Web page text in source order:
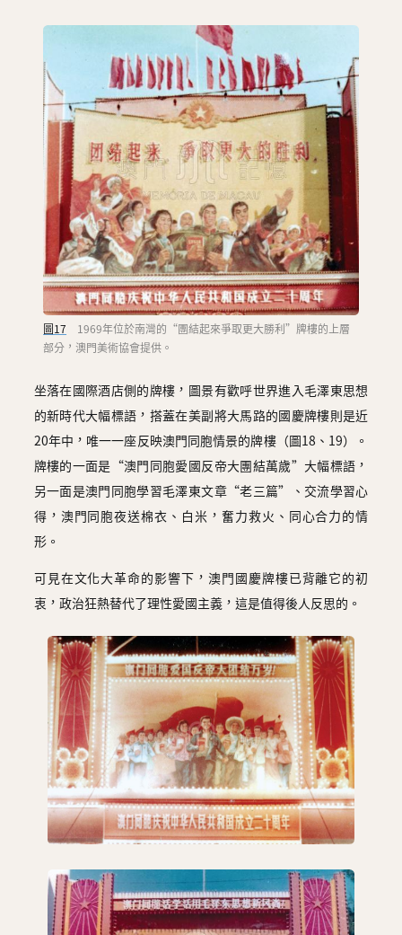
圖17 1969年位於南灣的“團結起來爭取更大勝利”牌樓的上層
部分，澳門美術協會提供。
坐落在國際酒店側的牌樓，圖景有歡呼世界進入毛澤東思想
的新時代大幅標語，搭蓋在美副將大馬路的國慶牌樓則是近
20年中，唯一一座反映澳門同胞情景的牌樓（圖18、19）。
牌樓的一面是“澳門同胞愛國反帝大團結萬歲”大幅標語，
另一面是澳門同胞學習毛澤東文章“老三篇”、交流學習心
得，澳門同胞夜送棉衣、白米，奮力救火、同心合力的情
形。
可見在文化大革命的影響下，澳門國慶牌樓已背離它的初
衷，政治狂熱替代了理性愛國主義，這是值得後人反思的。